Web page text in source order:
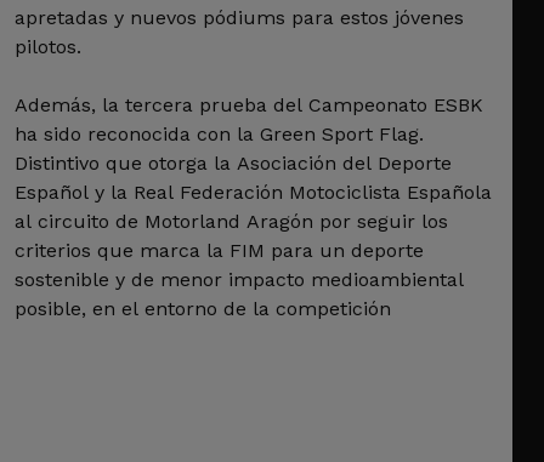
apretadas y nuevos pódiums para estos jóvenes
pilotos.
Además, la tercera prueba del Campeonato ESBK
ha sido reconocida con la Green Sport Flag.
Distintivo que otorga la Asociación del Deporte
Español y la Real Federación Motociclista Española
al circuito de Motorland Aragón por seguir los
criterios que marca la FIM para un deporte
sostenible y de menor impacto medioambiental
posible, en el entorno de la competición